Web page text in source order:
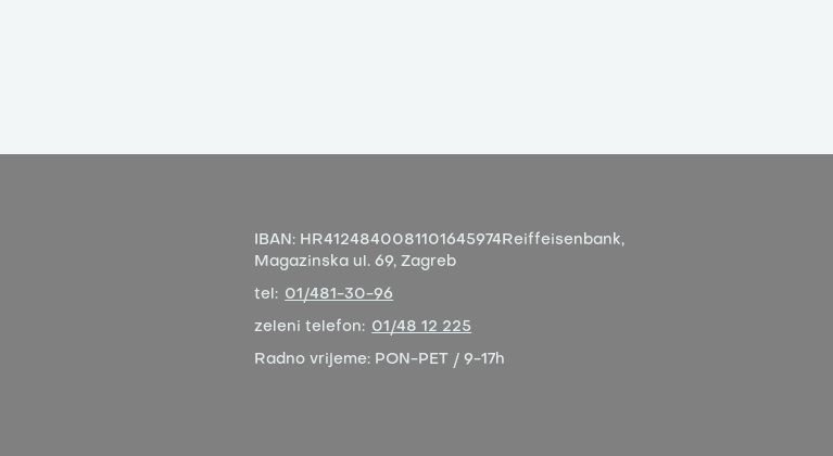
IBAN: HR4124840081101645974 Reiffeisenbank,
Magazinska ul. 69, Zagreb
tel: 01/481-30-96
zeleni telefon: 01/48 12 225
Radno vrijeme: PON-PET / 9-17h